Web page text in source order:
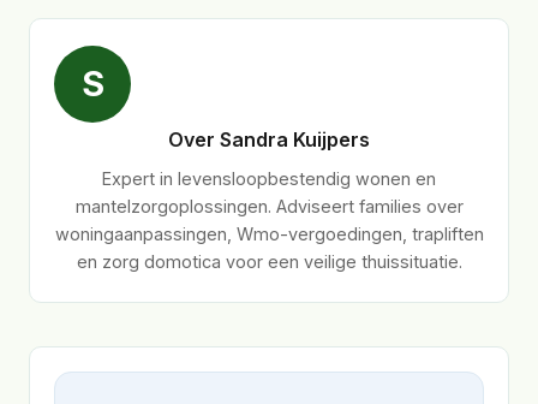
S
Over Sandra Kuijpers
Expert in levensloopbestendig wonen en
mantelzorgoplossingen. Adviseert families over
woningaanpassingen, Wmo-vergoedingen, trapliften
en zorg domotica voor een veilige thuissituatie.